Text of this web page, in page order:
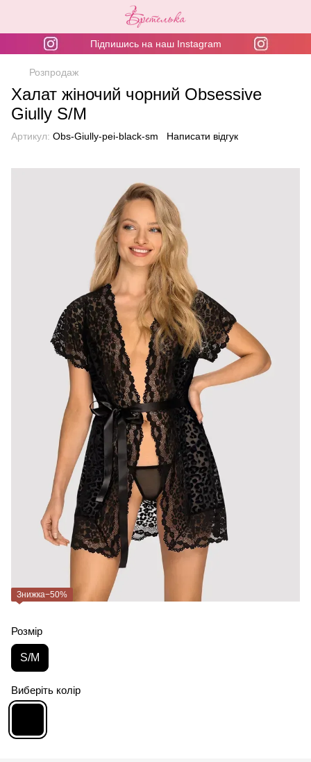
Підпишись на наш Instagram
Розпродаж
Халат жіночий чорний Obsessive
Giully S/M
Артикул: Obs-Giully-pei-black-sm Написати відгук
Знижка−50%
Розмір
S/M
Виберіть колір